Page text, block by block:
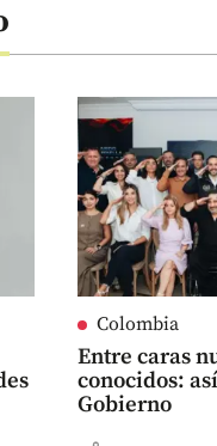
Colombia
Entre caras
conocidos:
Gobierno